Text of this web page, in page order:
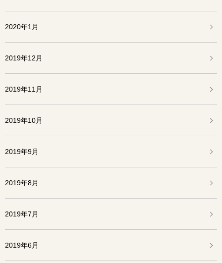
2020年1月
2019年12月
2019年11月
2019年10月
2019年9月
2019年8月
2019年7月
2019年6月